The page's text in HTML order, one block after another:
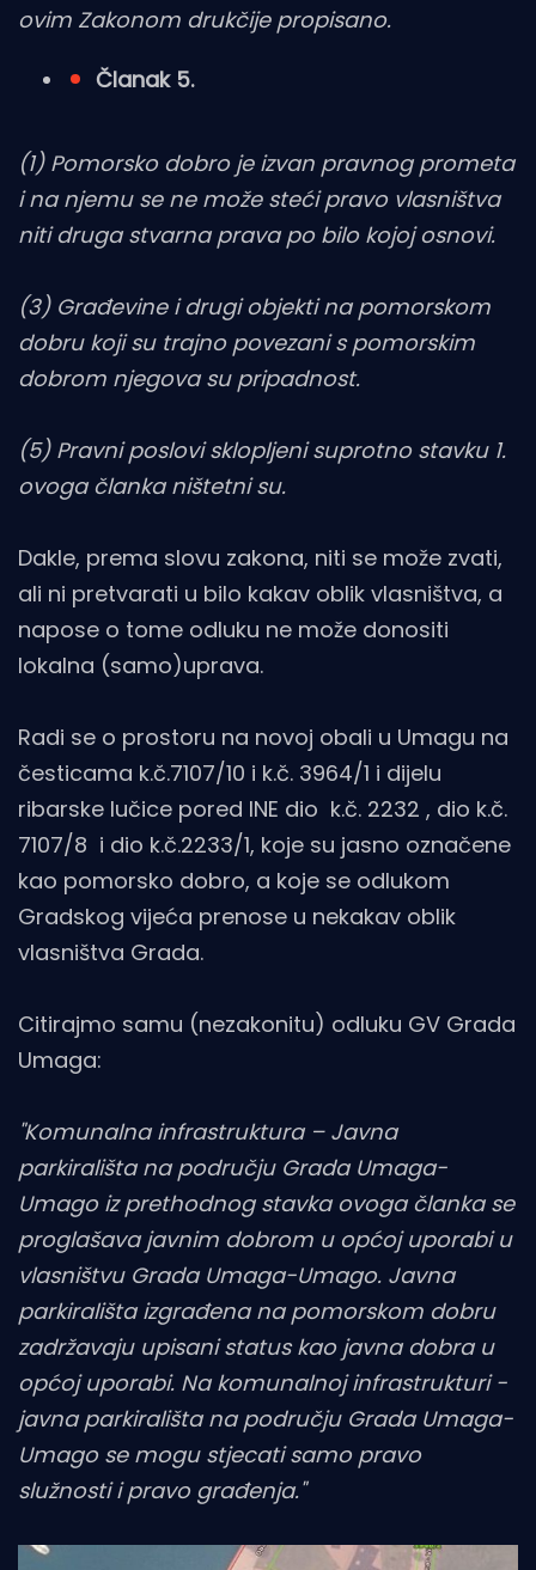
ovim Zakonom drukčije propisano.
Članak 5.
(1) Pomorsko dobro je izvan pravnog prometa
i na njemu se ne može steći pravo vlasništva
niti druga stvarna prava po bilo kojoj osnovi.
(3) Građevine i drugi objekti na pomorskom
dobru koji su trajno povezani s pomorskim
dobrom njegova su pripadnost.
(5) Pravni poslovi sklopljeni suprotno stavku 1.
ovoga članka ništetni su.
Dakle, prema slovu zakona, niti se može zvati,
ali ni pretvarati u bilo kakav oblik vlasništva, a
napose o tome odluku ne može donositi
lokalna (samo)uprava.
Radi se o prostoru na novoj obali u Umagu na
česticama k.č.7107/10 i k.č. 3964/1 i dijelu
ribarske lučice pored INE dio k.č. 2232 , dio k.č.
7107/8 i dio k.č.2233/1, koje su jasno označene
kao pomorsko dobro, a koje se odlukom
Gradskog vijeća prenose u nekakav oblik
vlasništva Grada.
Citirajmo samu (nezakonitu) odluku GV Grada
Umaga:
"Komunalna infrastruktura – Javna
parkirališta na području Grada Umaga-
Umago iz prethodnog stavka ovoga članka se
proglašava javnim dobrom u općoj uporabi u
vlasništvu Grada Umaga-Umago. Javna
parkirališta izgrađena na pomorskom dobru
zadržavaju upisani status kao javna dobra u
općoj uporabi. Na komunalnoj infrastrukturi -
javna parkirališta na području Grada Umaga-
Umago se mogu stjecati samo pravo
služnosti i pravo građenja."